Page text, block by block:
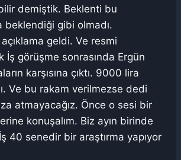
demiştik. Beklenti bu
beklendiği gibi olmadı.
geldi. Ve resmi
İş görüşme sonrasında Ergün
karşısına çıktı. 9000 lira
Ve bu rakam verilmezse dedi
atmayacağız. Önce o sesi bir
konuşalım. Biz ayın birinde
40 senedir bir araştırma yapıyor